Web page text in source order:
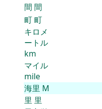
間 間
町町
キロメ
ートル
km
マイル
mile
海里 M
里 里